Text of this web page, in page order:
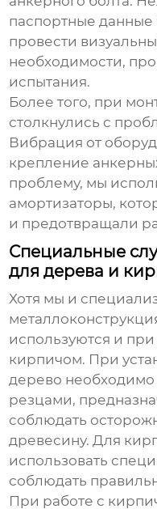
паспортные
провести
необходимости,
испытания.
Более того, при
столкнулись с
Вибрация от
крепление
проблему, мы
амортизаторы,
и предотвращали
Специальные
для дерева и
Хотя мы и
используются и
кирпичом. При
дерево необходимо
резцами,
соблюдать
древесину. Для
использовать
соблюдать
При работе с